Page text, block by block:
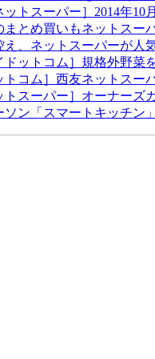
ットスーパー］2014年10
とめ買いもネットスー
え、ネットスーパーが人
ドットコム］規格外野
トコム］西友ネットスー
トスーパー］オーナー
ソン「スマートキッチン